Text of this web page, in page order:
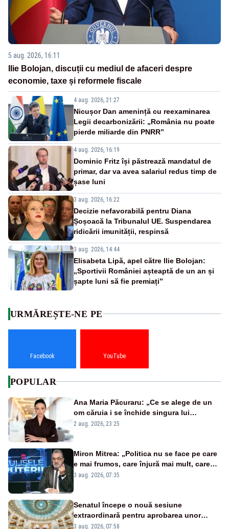
5 aug. 2026, 16:11
Ilie Bolojan, discuții cu mediul de afaceri despre
economie, taxe și reformele fiscale
4 aug. 2026, 21:27
Nicușor Dan amenință cu reexaminarea
Legii decarbonizării: „România nu poate
pierde miliarde din PNRR”
4 aug. 2026, 16:19
Dominic Fritz își păstrează mandatul de
primar, dar va avea salariul redus timp de
șase luni
3 aug. 2026, 16:22
Decizie nefavorabilă pentru Diana
Șoșoacă la Tribunalul UE. Suspendarea
ridicării imunității, respinsă
3 aug. 2026, 14:44
Elisabeta Lipă, apel către Ilie Bolojan:
„Sportivii României așteaptă de un an și
șapte luni să fie premiați”
URMĂREȘTE-NE PE
Facebook YouTube
POPULAR
Ana Maria Păcuraru: „Ce se alege de un
om căruia i se închide singura lui
portiță?”
2 aug. 2026, 23:25
Miron Mitrea: „Politica nu se face pe care
e mai frumos, care înjură mai mult, care
țipă mai tare, ci pe proiecte”
3 aug. 2026, 07:35
Senatul începe o nouă sesiune
extraordinară pentru aprobarea unor
jaloane din PNRR
3 aug. 2026, 07:58